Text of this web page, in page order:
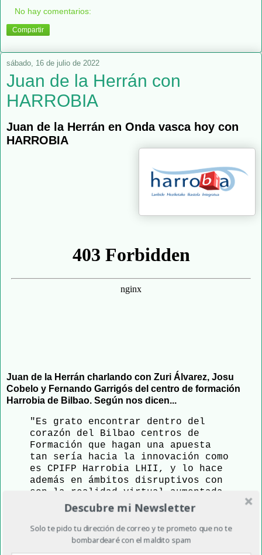
No hay comentarios:
Compartir
sábado, 16 de julio de 2022
Juan de la Herrán con
HARROBIA
Juan de la Herrán en Onda vasca hoy con
HARROBIA
Juan de la Herrán charlando con Zuri Álvarez, Josu
Cobelo y Fernando Garrigós del centro de formación
Harrobia de Bilbao. Según nos dicen...
"Es grato encontrar dentro del
corazón del Bilbao centros de
Formación que hagan una apuesta
tan sería hacia la innovación como
es CPIFP Harrobia LHII, y lo hace
además en ámbitos disruptivos con
son la realidad virtual-aumentada-
extendida, entornos interactivos y
los videojuegos, marketing
digital, y nuevos servicios de
salud y deporte. A través de una
Descubre mi Newsletter
Solo te pido tu dirección de correo y te prometo que no te
bombardearé con el maldito spam